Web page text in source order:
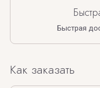
Быстрая
Как заказать